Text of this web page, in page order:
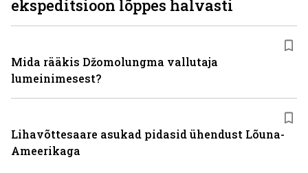
ekspeditsioon lõppes halvasti
Mida rääkis Džomolungma vallutaja
lumeinimesest?
Lihavõttesaare asukad pidasid ühendust Lõuna-
Ameerikaga